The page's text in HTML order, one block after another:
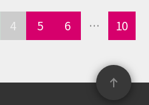
4 5 6 … 10